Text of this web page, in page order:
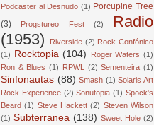
Podcaster al Desnudo (1) Porcupine Tree
(3)
Progstureo Fest (2)
Radio
(1953)
Riverside (2) Rock Confónico
(1) Rocktopia (104) Roger Waters (1)
Ron & Blues (1) RPWL (2) Sementeira (1)
Sinfonautas (88) Smash (1) Solaris Art
Rock Experience (2) Sonutopia (1) Spock's
Beard (1) Steve Hackett (2) Steven Wilson
(1) Subterranea (138) Sweet Hole (2)